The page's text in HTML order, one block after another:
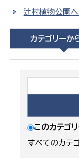
辻村植物公園
カテゴリーか
このカテゴ
すべてのカテ